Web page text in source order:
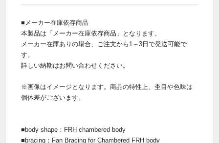
■メーカー在庫依存商品
本製品は「メーカー在庫依存商品」となります。
メーカー在庫ありの場合、ご注文から1～3日で発送可能で
す。
詳しい納期はお問い合わせください。
※画像はイメージとなります。商品の特性上、杢目や色味は
個体差がございます。
■body shape：FRH chambered body
■bracing：Fan Bracing for Chambered FRH body